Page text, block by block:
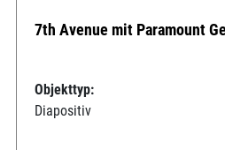
7th Avenue mit Paramount
Objekttyp:
Diapositiv